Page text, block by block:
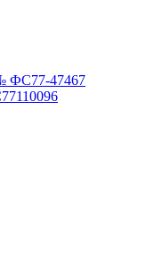
ФС77-47467